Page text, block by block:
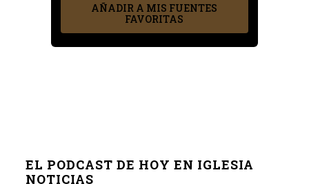
AÑADIR A MIS FUENTES
FAVORITAS
EL PODCAST DE HOY EN IGLESIA
NOTICIAS